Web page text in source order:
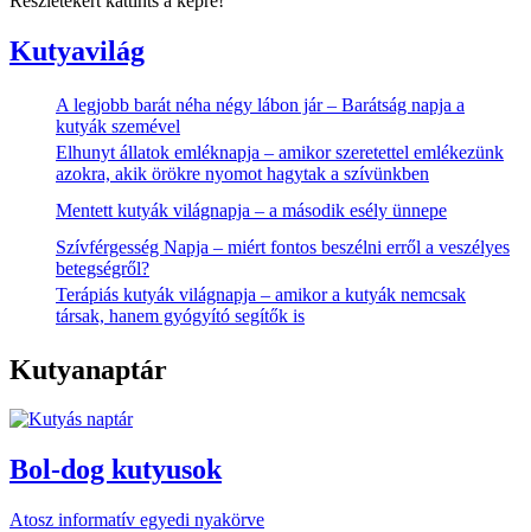
Kutyavilág
A legjobb barát néha négy lábon jár – Barátság napja a
kutyák szemével
Elhunyt állatok emléknapja – amikor szeretettel emlékezünk
azokra, akik örökre nyomot hagytak a szívünkben
Mentett kutyák világnapja – a második esély ünnepe
Szívférgesség Napja – miért fontos beszélni erről a veszélyes
betegségről?
Terápiás kutyák világnapja – amikor a kutyák nemcsak
társak, hanem gyógyító segítők is
Kutyanaptár
Bol-dog kutyusok
Atosz informatív egyedi nyakörve